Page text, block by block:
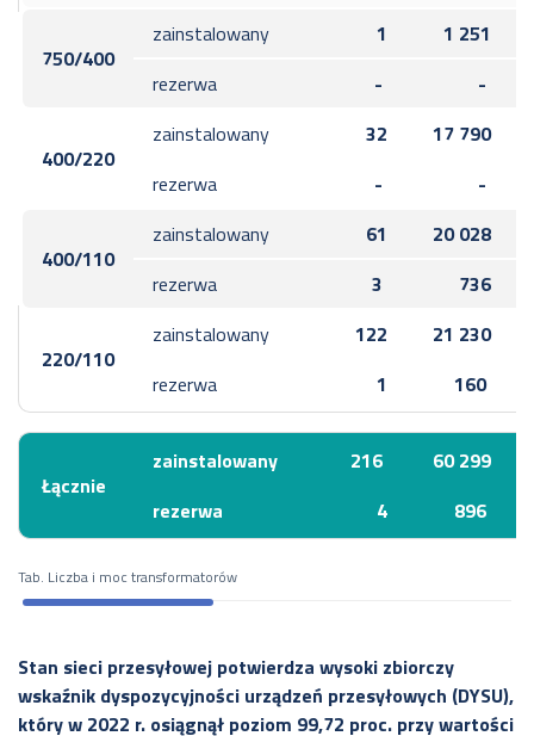
750/400
zainstalowany 1
1 251
rezerwa
- -
400/220
zainstalowany 32
17 790
rezerwa
- -
400/110
zainstalowany 61
20 028
rezerwa
3 736
220/110
zainstalowany 122
21 230
rezerwa
1 160
Łącznie
zainstalowany 216
60 299
rezerwa
4 896
Tab. Liczba i moc transformatorów
Stan sieci przesyłowej potwierdza wysoki zbiorczy
wskaźnik dyspozycyjności urządzeń przesyłowych (DYSU),
który w 2022 r. osiągnął poziom 99,72 proc. przy wartości